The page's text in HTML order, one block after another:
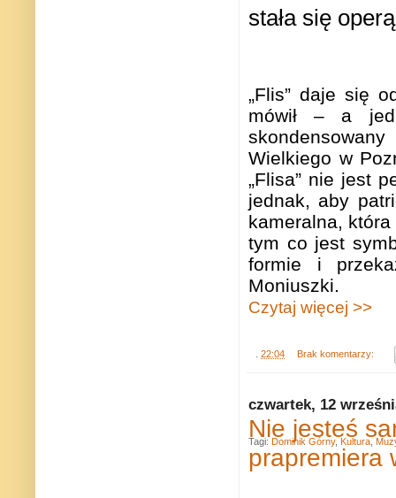
stała się
„Flis” daje się
mówił – a
Wielkiego w
„Flisa” nie jest
jednak, aby
kameralna,
tym co jest
formie i
Moniuszki.
Czytaj więcej >>
22:04 Brak komentarzy:
czwartek, 12
Nie jesteś
prapremiera
Tagi: Dominik Górny, Kultura,